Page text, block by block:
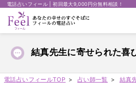
電話占いフィール | 初回最大9,000円分無料相談！
結真先生に寄せられた喜
電話占いフィールTOP 占い師一覧 結真